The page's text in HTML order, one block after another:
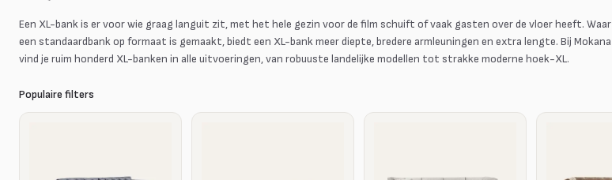
Een XL-bank is er voor wie graag languit zit, met het hele gezin voor de film schuift of vaak gasten over de vloer heeft. Waar
een standaardbank op formaat is gemaakt, biedt een XL-bank meer diepte, bredere armleuningen en extra lengte. Bij Mokana
vind je ruim honderd XL-banken in alle uitvoeringen, van robuuste landelijke modellen tot strakke moderne hoek-XL.
Populaire filters